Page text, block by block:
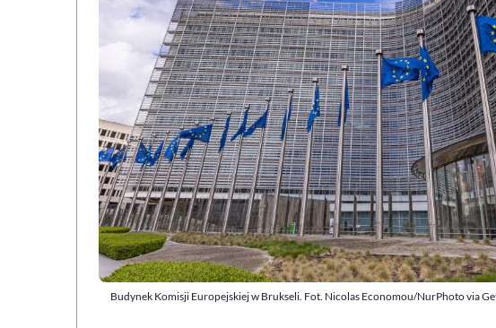
Budynek Komisji Europejskiej w Brukseli. Fot. Nicolas Economou/NurPhoto via